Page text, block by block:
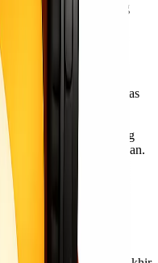
dokumen yang
ditangani secara
tentang hal-hal
Anda sesuai
semua barang dikemas
melalui jalur laut, yang
via laut Jakarta Medan.
dan keamanan
real-time melalui
rasa aman dan
pengiriman.